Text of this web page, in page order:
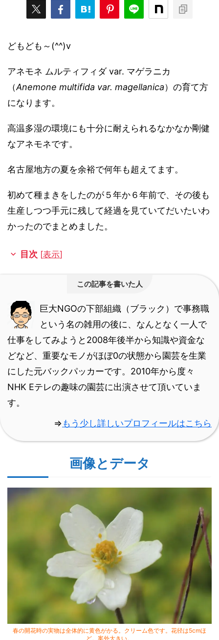
どもども～(^^)v
アネモネ ムルティフィダ var. マゲラニカ
（Anemone multifida var. magellanica）の育て方
になります。
高温多湿の環境にも十分に耐えられるなかなか剛健
なアネモネです。
名古屋地方の夏を余裕で何年も超えてます。
初めて種まきをしたのが５年か６年前で、その後も
生産しつつ手元に残して経過を見ていてだいたいわ
かったのでまとめました。
目次 [表示]
この記事を書いた人
巨大NGOの下部組織（ブラック）で事務職
という名の雑用の後に、なんとなく一人で
仕事をしてみようと2008年後半から知識や資金な
どなど、重要なモノがほぼ0の状態から園芸を生業
にした元バックパッカーです。 2010年から度々
NHK Eテレの趣味の園芸に出演させて頂いていま
す。
⇒もう少し詳しいプロフィールはこちら
画像とデータ
春の開花時の実物は全体的に黄色がかる。クリーム色です。花径は5cmほ
ど。案外大きい。